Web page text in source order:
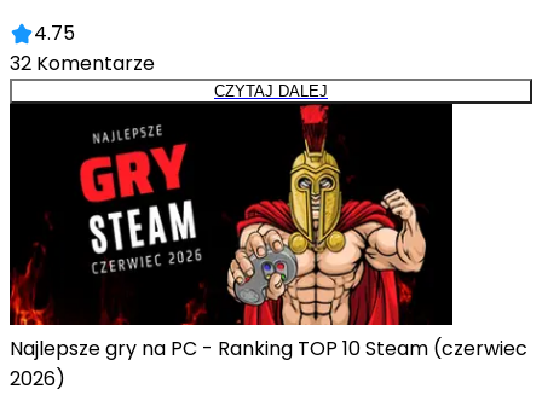
4.75
32 Komentarze
CZYTAJ DALEJ
Najlepsze gry na PC - Ranking TOP 10 Steam (czerwiec
2026)